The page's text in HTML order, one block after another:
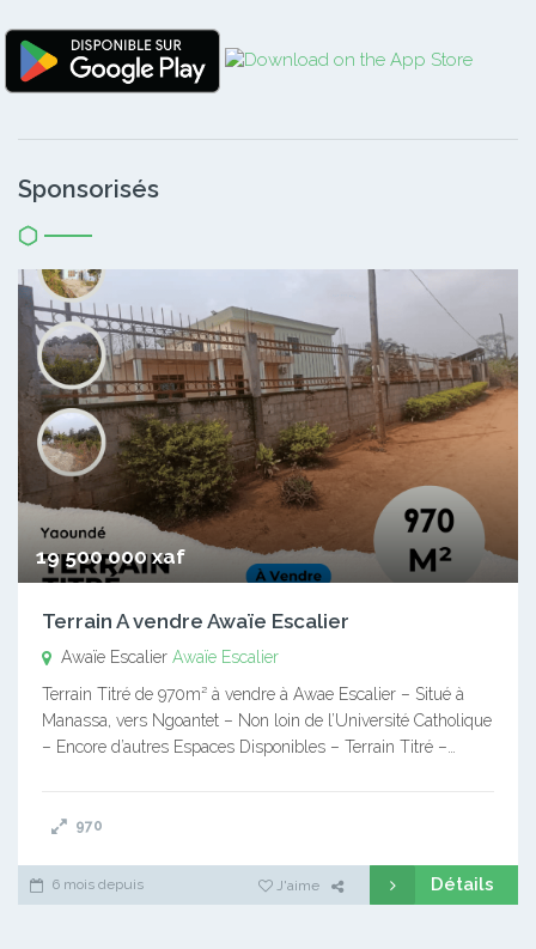
Sponsorisés
19 500 000 xaf
Terrain A vendre Awaïe Escalier
Awaïe Escalier Awaïe Escalier
Terrain Titré de 970m² à vendre à Awae Escalier – Situé à
Manassa, vers Ngoantet – Non loin de l’Université Catholique
– Encore d’autres Espaces Disponibles – Terrain Titré –…
970
6 mois depuis J'aime Détails